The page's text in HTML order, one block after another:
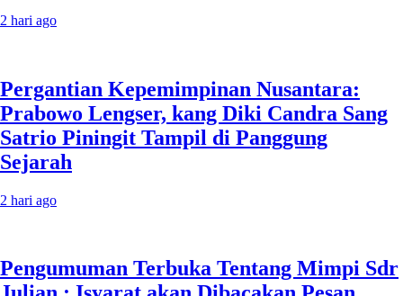
2 hari ago
Pergantian Kepemimpinan Nusantara:
Prabowo Lengser, kang Diki Candra Sang
Satrio Piningit Tampil di Panggung
Sejarah
2 hari ago
Pengumuman Terbuka Tentang Mimpi Sdr